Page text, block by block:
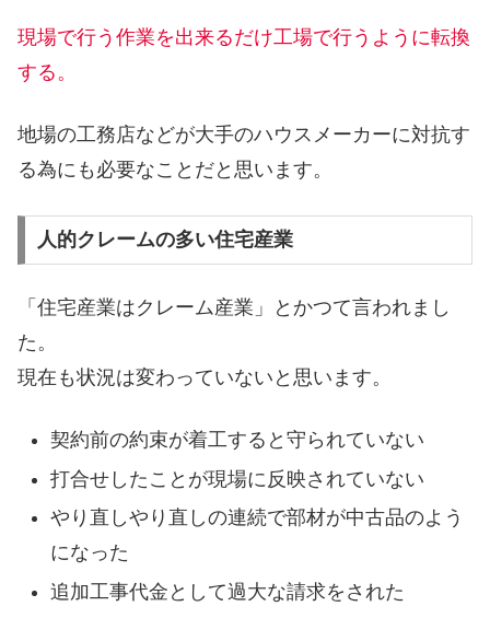
現場で行う作業を出来るだけ工場で行うように転換
する。
地場の工務店などが大手のハウスメーカーに対抗す
る為にも必要なことだと思います。
人的クレームの多い住宅産業
「住宅産業はクレーム産業」とかつて言われまし
た。
現在も状況は変わっていないと思います。
契約前の約束が着工すると守られていない
打合せしたことが現場に反映されていない
やり直しやり直しの連続で部材が中古品のよう
になった
追加工事代金として過大な請求をされた